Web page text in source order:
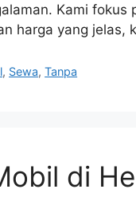
Kami fokus
harga yang jelas,
, Sewa,Tanpa
di